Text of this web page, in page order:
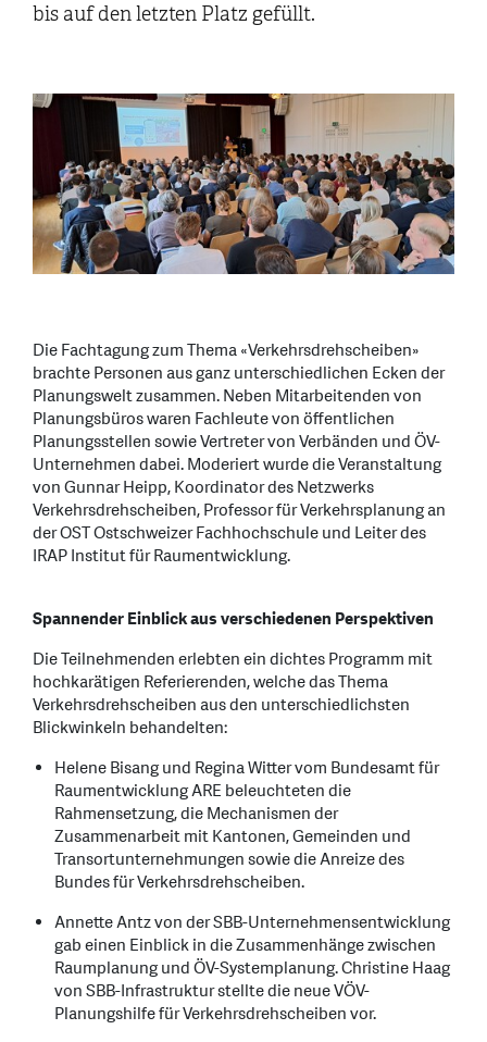
bis auf den letzten Platz gefüllt.
Die Fachtagung zum Thema «Verkehrsdrehscheiben»
brachte Personen aus ganz unterschiedlichen Ecken der
Planungswelt zusammen. Neben Mitarbeitenden von
Planungsbüros waren Fachleute von öffentlichen
Planungsstellen sowie Vertreter von Verbänden und ÖV-
Unternehmen dabei. Moderiert wurde die Veranstaltung
von Gunnar Heipp, Koordinator des Netzwerks
Verkehrsdrehscheiben, Professor für Verkehrsplanung an
der OST Ostschweizer Fachhochschule und Leiter des
IRAP Institut für Raumentwicklung.
Spannender Einblick aus verschiedenen Perspektiven
Die Teilnehmenden erlebten ein dichtes Programm mit
hochkarätigen Referierenden, welche das Thema
Verkehrsdrehscheiben aus den unterschiedlichsten
Blickwinkeln behandelten:
Helene Bisang und Regina Witter vom Bundesamt für
Raumentwicklung ARE beleuchteten die
Rahmensetzung, die Mechanismen der
Zusammenarbeit mit Kantonen, Gemeinden und
Transortunternehmungen sowie die Anreize des
Bundes für Verkehrsdrehscheiben.
Annette Antz von der SBB-Unternehmensentwicklung
gab einen Einblick in die Zusammenhänge zwischen
Raumplanung und ÖV-Systemplanung. Christine Haag
von SBB-Infrastruktur stellte die neue VÖV-
Planungshilfe für Verkehrsdrehscheiben vor.